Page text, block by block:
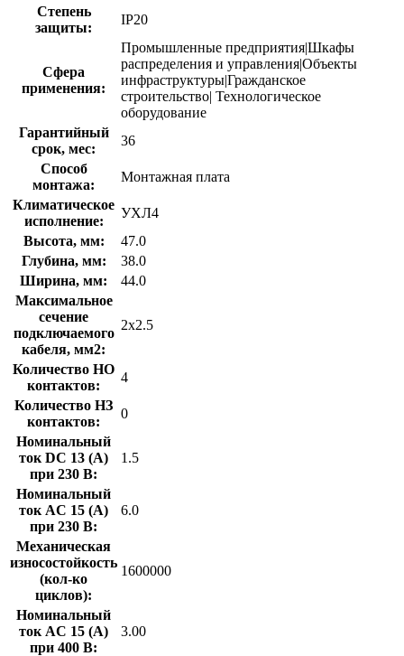
Степень
защиты:
IP20
Сфера
применения:
Промышленные предприятия|Шкафы
распределения и управления|Объекты
инфраструктуры|Гражданское
строительство| Технологическое
оборудование
Гарантийный
срок, мес:
36
Способ
монтажа:
Монтажная плата
Климатическое
исполнение:
УХЛ4
Высота, мм:
47.0
Глубина, мм:
38.0
Ширина, мм:
44.0
Максимальное
сечение
подключаемого
кабеля, мм2:
2х2.5
Количество НО
контактов:
4
Количество НЗ
контактов:
0
Номинальный
ток DC 13 (А)
при 230 В:
1.5
Номинальный
ток AC 15 (А)
при 230 В:
6.0
Механическая
износостойкость
(кол-ко
циклов):
1600000
Номинальный
ток AC 15 (А)
при 400 В:
3.00